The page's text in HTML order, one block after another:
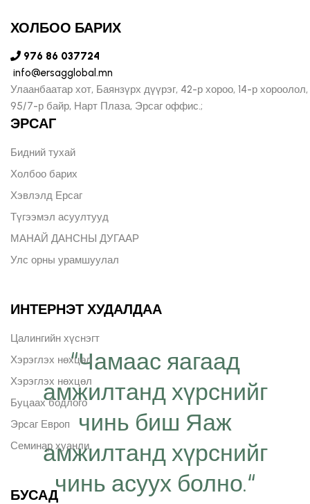
“Чамаас яагаад
амжилтанд хүрснийг
чинь биш Яаж
амжилтанд хүрснийг
чинь асуух болно.“
ХОЛБОО БАРИХ
976 86 037724
info@ersagglobal.mn
Улаанбаатар хот, Баянзүрх дүүрэг, 42-р хороо, 14-р хороолол,
95/7-р байр, Нарт Плаза, Эрсаг оффис.;
ЭРСАГ
Бидний тухай
Холбоо барих
Хэвлэлд Ерсаг
Түгээмэл асуултууд
МАНАЙ ДАНСНЫ ДУГААР
Улс орны урамшуулал
ИНТЕРНЭТ ХУДАЛДАА
Цалингийн хүснэгт
Хэрэглэх нөхцөл
Хэрэглэх нөхцөл
Буцаах бодлого
Эрсаг Европ
Семинар хуанли
БУСАД